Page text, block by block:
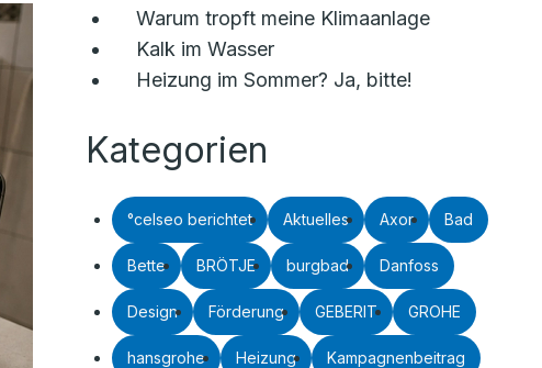
Warum tropft meine Klimaanlage
Kalk im Wasser
Heizung im Sommer? Ja, bitte!
Kategorien
°celseo berichtet Aktuelles Axor Bad
Bette BRÖTJE burgbad Danfoss
Design Förderung GEBERIT GROHE
hansgrohe Heizung Kampagnenbeitrag